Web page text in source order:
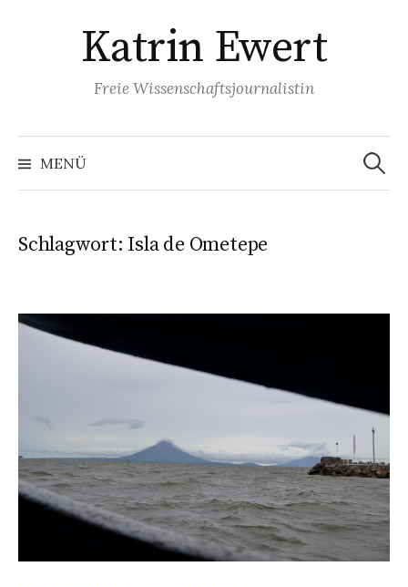
Katrin Ewert
Freie Wissenschaftsjournalistin
MENÜ
Suche
nach:
Schlagwort: Isla de Ometepe